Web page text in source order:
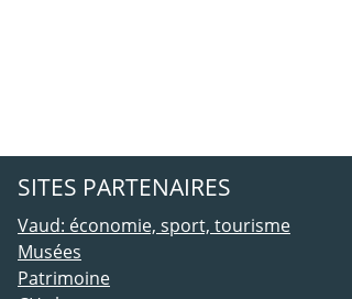
SITES PARTENAIRES
Vaud: économie, sport, tourisme
Musées
Patrimoine